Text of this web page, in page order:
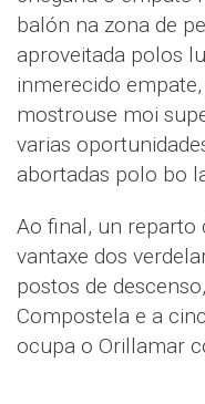
balón na zona de
aproveitada polos
inmerecido
mostrouse moi
varias
abortadas polo bo
Ao final, un reparto
vantaxe dos
postos de
Compostela e a
ocupa o Orillamar